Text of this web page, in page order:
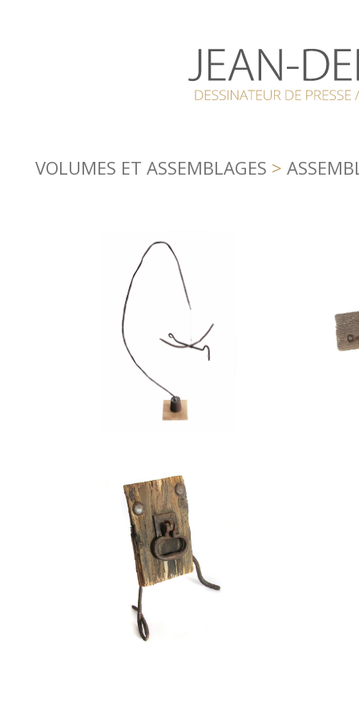
VOLUMES ET ASSEMBLAGES >